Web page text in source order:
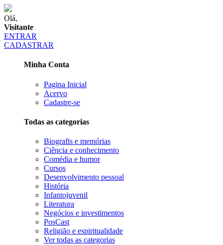
Olá,
Visitante
ENTRAR
CADASTRAR
Minha Conta
Pagina Inicial
Acervo
Cadastre-se
Todas as categorias
Biografis e memórias
Ciência e conhecimento
Comédia e humor
Cursos
Desenvolvimento pessoal
História
Infantojuvenil
Literatura
Negócios e investimentos
PosCast
Religião e espiritualidade
Ver todas as categorias